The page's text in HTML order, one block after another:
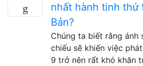
nhất hành tinh thứ
Bản?
Chúng ta biết rằng ánh
chiếu sẽ khiến việc
9 trở nên rất khó khăn